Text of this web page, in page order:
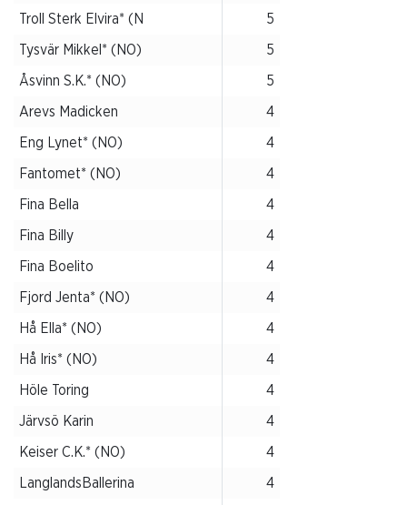
Troll Sterk Elvira* (N 5
Tysvär Mikkel* (NO) 5
Åsvinn S.K.* (NO) 5
Arevs Madicken 4
Eng Lynet* (NO) 4
Fantomet* (NO) 4
Fina Bella 4
Fina Billy 4
Fina Boelito 4
Fjord Jenta* (NO) 4
Hå Ella* (NO) 4
Hå Iris* (NO) 4
Höle Toring 4
Järvsö Karin 4
Keiser C.K.* (NO) 4
LanglandsBallerina 4